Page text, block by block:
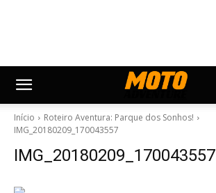
Início
Roteiro Aventura: Parque dos Sonhos!
IMG_20180209_170043557
IMG_20180209_170043557